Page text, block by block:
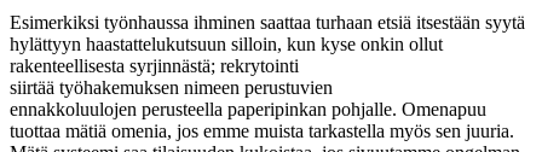
Esimerkiksi työnhaussa ihminen saattaa turhaan etsiä itsestään syytä
hylättyyn haastattelukutsuun silloin, kun kyse onkin ollut
rakenteellisesta syrjinnästä; rekrytointi
siirtää työhakemuksen nimeen perustuvien
ennakkoluulojen perusteella paperipinkan pohjalle. Omenapuu
tuottaa mätiä omenia, jos emme muista tarkastella myös sen juuria.